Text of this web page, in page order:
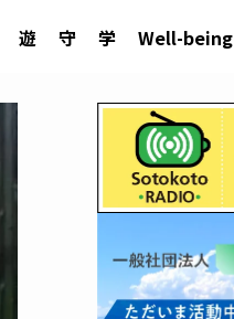
遊 守 学 Well-being